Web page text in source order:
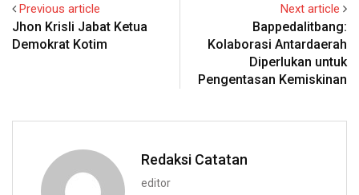
Previous article
Jhon Krisli Jabat Ketua
Demokrat Kotim
Next article
Bappedalitbang:
Kolaborasi Antardaerah
Diperlukan untuk
Pengentasan Kemiskinan
Redaksi Catatan
editor